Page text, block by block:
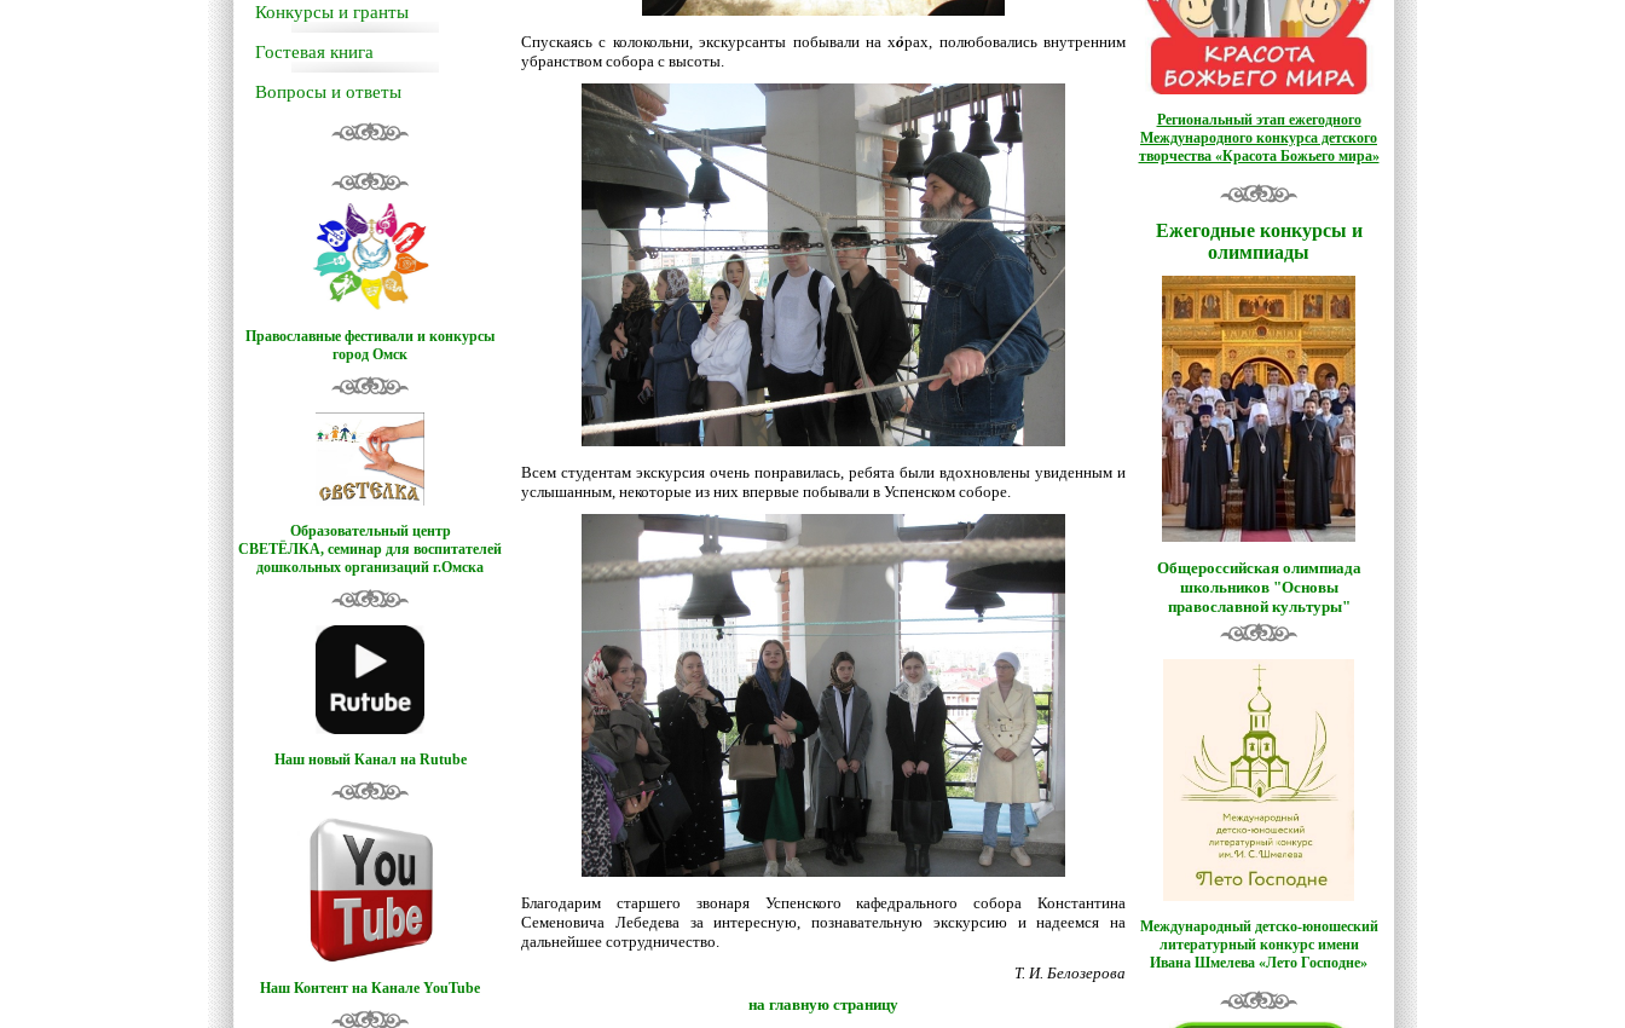
Конкурсы и гранты
Гостевая книга
Вопросы и ответы
Православные фестивали и конкурсы
город Омск
Образовательный центр
СВЕТЁЛКА, семинар для воспитателей
дошкольных организаций г.Омска
Наш новый Канал на Rutube
Наш Контент на Канале YouTube
Спускаясь с колокольни, экскурсанты побывали на хỏрах, полюбовались внутренним
убранством собора с высоты.
Всем студентам экскурсия очень понравилась, ребята были вдохновлены увиденным и
услышанным, некоторые из них впервые побывали в Успенском соборе.
Благодарим старшего звонаря Успенского кафедрального собора Константина
Семеновича Лебедева за интересную, познавательную экскурсию и надеемся на
дальнейшее сотрудничество.
Т. И. Белозерова
на главную страницу
Региональный этап ежегодного
Международного конкурса детского
творчества «Красота Божьего мира»
Ежегодные конкурсы и
олимпиады
Общероссийская олимпиада
школьников "Основы
православной культуры"
Международный детско-юношеский
литературный конкурс имени
Ивана Шмелева «Лето Господне»